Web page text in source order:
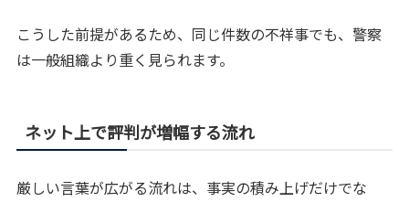
こうした前提があるため、同じ件数の不祥事でも、警察
は一般組織より重く見られます。
ネット上で評判が増幅する流れ
厳しい言葉が広がる流れは、事実の積み上げだけでな